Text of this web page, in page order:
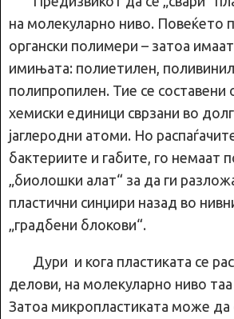
на молекуларно ниво. Повеќето
органски полимери – затоа
имињата: полиетилен,
полипропилен. Тие се составени
хемиски единици сврзани во
јаглеродни атоми. Но
бактериите и габите, го немаат
„биолошки алат“ за да ги
пластични синџири назад во
„градбени блокови“.
Дури и кога пластиката се
делови, на молекуларно ниво таа
Затоа микропластиката може да